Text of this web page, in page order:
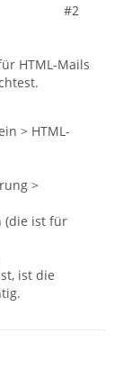
#2
HTML-Mails
> HTML-
>
(die ist für
ist die